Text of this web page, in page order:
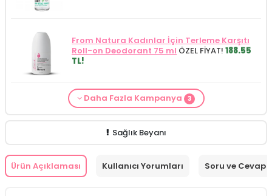
From Natura Kadınlar İçin Terleme Karşıtı
Roll-on Deodorant 75 ml ÖZEL FİYAT! 188.55
TL!
Makyaj Kategorisine Özel Fiyatİdea Derma
PuroBiosiparişlerinizdePurobio Emily Face
Makyaj Ürünü Siparişinizdeİnnova Wash Gel
Daha Fazla Kampanya 3
Sağlık Beyanı
Ürün Açıklaması Kullanıcı Yorumları Soru ve Cevap